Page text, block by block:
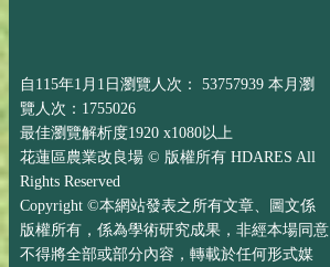
自115年1月1日瀏覽人次： 53757939 本月瀏
覽人次：1755026
最佳瀏覽解析度1920 x1080以上
花蓮區農業改良場 © 版權所有 HDARES All
Rights Reserved
Copyright ©本網站發表之所有文章、圖文係
版權所有，係為學術研究成果，非經本場同意
不得將全部或部分內容，轉載於任何形式媒